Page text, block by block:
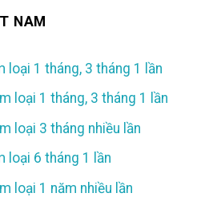
NAM
loại 1 tháng, 3 tháng 1 lần
loại 1 tháng, 3 tháng 1 lần
loại 3 tháng nhiều lần
loại 6 tháng 1 lần
loại 1 năm nhiều lần